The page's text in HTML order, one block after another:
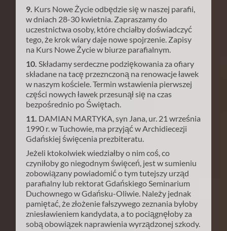
9. Kurs Nowe Życie odbędzie się w naszej parafii,
w dniach 28-30 kwietnia. Zapraszamy do
uczestnictwa osoby, które chciałby doświadczyć
tego, że krok wiary daje nowe spojrzenie. Zapisy
na Kurs Nowe Życie w biurze parafialnym.
10. Składamy serdeczne podziękowania za ofiary
składane na tacę przeznczoną na renowacje ławek
w naszym kościele. Termin wstawienia pierwszej
części nowych ławek przesunął się na czas
bezpośrednio po Świętach.
11. DAMIAN MARTYKA, syn Jana, ur. 21 września
1990 r. w Tuchowie, ma przyjąć w Archidiecezji
Gdańskiej święcenia prezbiteratu.
Jeżeli ktokolwiek wiedziałby o nim coś, co
czyniłoby go niegodnym święceń, jest w sumieniu
zobowiązany powiadomić o tym tutejszy urząd
parafialny lub rektorat Gdańskiego Seminarium
Duchownego w Gdańsku-Oliwie. Należy jednak
pamiętać, że złożenie fałszywego zeznania byłoby
zniesławieniem kandydata, a to pociągnęłoby za
sobą obowiązek naprawienia wyrządzonej szkody.